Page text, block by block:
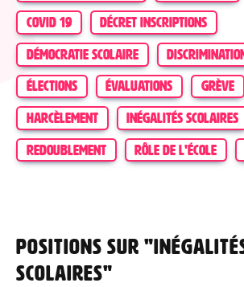
COVID 19
DÉCRET INSCRIPTIONS
DÉMOCRATIE SCOLAIRE
ÉLECTIONS
ÉVALUATIONS
GRÈVE
HARCÈLEMENT
INÉGALITÉS SCOLAIRES
REDOUBLEMENT
RÔLE DE L'ÉCOLE
Positions sur
scolaires"